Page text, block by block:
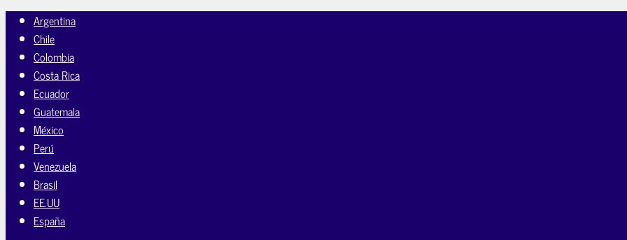
Argentina
Chile
Colombia
Costa Rica
Ecuador
Guatemala
México
Perú
Venezuela
Brasil
EE.UU
España